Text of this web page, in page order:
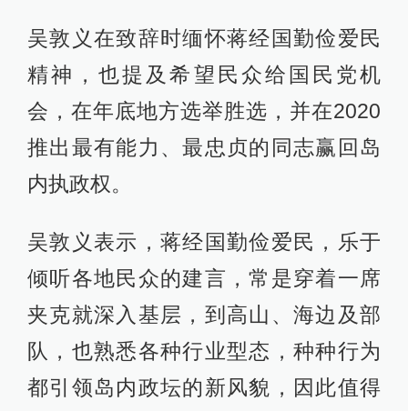
吴敦义在致辞时缅怀蒋经国勤俭爱民
精神，也提及希望民众给国民党机
会，在年底地方选举胜选，并在2020
推出最有能力、最忠贞的同志赢回岛
内执政权。
吴敦义表示，蒋经国勤俭爱民，乐于
倾听各地民众的建言，常是穿着一席
夹克就深入基层，到高山、海边及部
队，也熟悉各种行业型态，种种行为
都引领岛内政坛的新风貌，因此值得